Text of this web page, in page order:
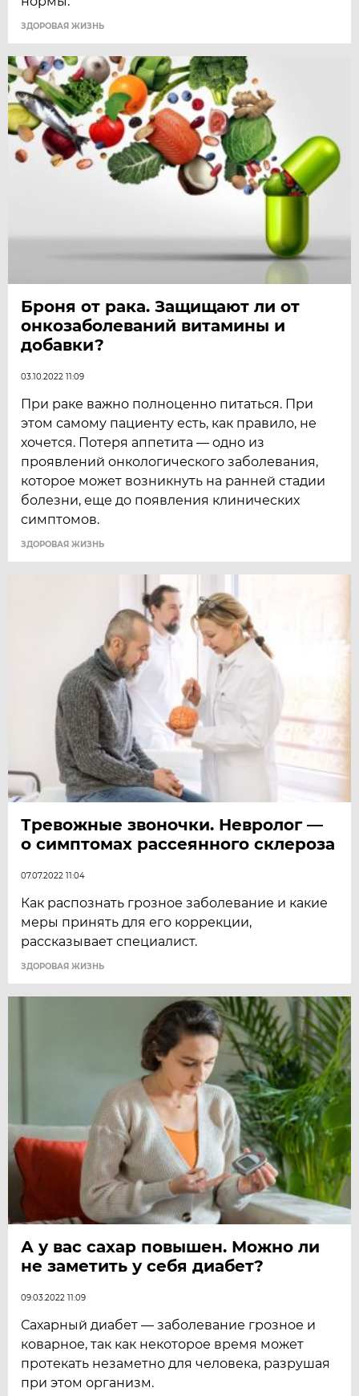
ЗДОРОВАЯ ЖИЗНЬ
Броня от рака. Защищают ли от
онкозаболеваний витамины и
добавки?
03.10.2022 11:09
При раке важно полноценно питаться. При
этом самому пациенту есть, как правило, не
хочется. Потеря аппетита — одно из
проявлений онкологического заболевания,
которое может возникнуть на ранней стадии
болезни, еще до появления клинических
симптомов.
ЗДОРОВАЯ ЖИЗНЬ
Тревожные звоночки. Невролог —
о симптомах рассеянного склероза
07.07.2022 11:04
Как распознать грозное заболевание и какие
меры принять для его коррекции,
рассказывает специалист.
ЗДОРОВАЯ ЖИЗНЬ
А у вас сахар повышен. Можно ли
не заметить у себя диабет?
09.03.2022 11:09
Сахарный диабет — заболевание грозное и
коварное, так как некоторое время может
протекать незаметно для человека, разрушая
при этом организм.